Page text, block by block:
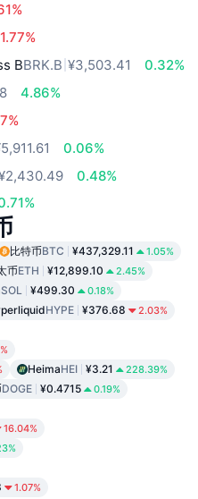
1.77%
BBRK.B ¥3,503.41
0.32%
4.86%
0.06%
0.48%
比特币BTC ¥437,329.11 1.05%
币ETH ¥12,899.10 2.45%
SOL ¥499.30 0.18%
HYPE ¥376.68 2.03%
HeimaHEI ¥3.21 228.39%
DOGE ¥0.4715 0.19%
16.04%
1.07%